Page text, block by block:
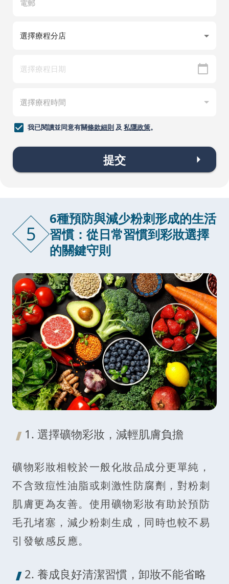
我已閱讀並同意有關條款細則及 私隱政策。
提交
5
6種預防與減少粉刺形成的生活
習慣：從日常習慣到彩妝選擇
的關鍵守則
1. 選擇礦物彩妝，減輕肌膚負擔
礦物彩妝相較於一般化妝品成分更單純，
不含致痘性油脂或刺激性防腐劑，對粉刺
肌膚更為友善。使用礦物彩妝有助於預防
毛孔堵塞，減少粉刺生成，同時也較不易
引發敏感反應。
2. 養成良好清潔習慣，卸妝不能省略